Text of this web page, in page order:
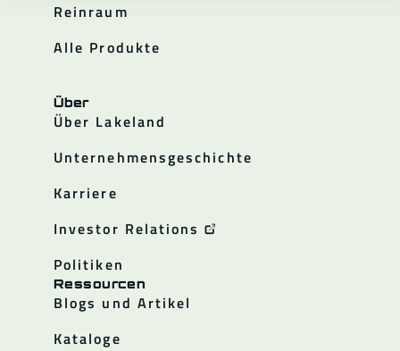
Reinraum
Alle Produkte
Über
Über Lakeland
Unternehmensgeschichte
Karriere
Investor Relations
Politiken
Ressourcen
Blogs und Artikel
Kataloge